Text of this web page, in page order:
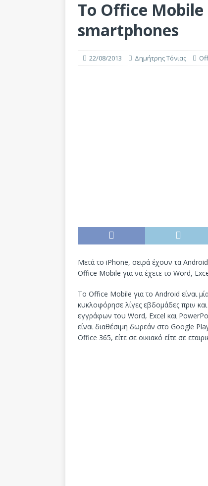
Το Office Mobile
smartphones
22/08/2013 Δημήτρης Τόνιας
Μετά το iPhone, σειρά έχουν τα
Office Mobile για να έχετε το Word,
Το Office Mobile για το Android είναι
κυκλοφόρησε λίγες εβδομάδες πριν
εγγράφων του Word, Excel και
είναι διαθέσιμη δωρεάν στο Google
Office 365, είτε σε οικιακό είτε σε